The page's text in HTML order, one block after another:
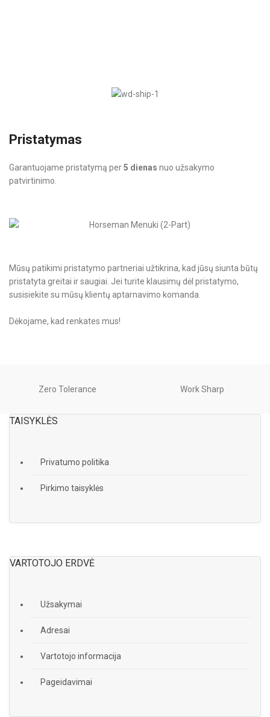
Pristatymas
Garantuojame pristatymą per5 dienas nuo užsakymo
patvirtinimo.
Mūsų patikimi pristatymo partneriai užtikrina, kad jūsų siunta būtų
pristatyta greitai ir saugiai. Jei turite klausimų dėl pristatymo,
susisiekite su mūsų klientų aptarnavimo komanda.
Dėkojame, kad renkates mus!
Zero Tolerance Work Sharp
TAISYKLĖS
Privatumo politika
Pirkimo taisyklės
VARTOTOJO ERDVĖ
Užsakymai
Adresai
Vartotojo informacija
Pageidavimai